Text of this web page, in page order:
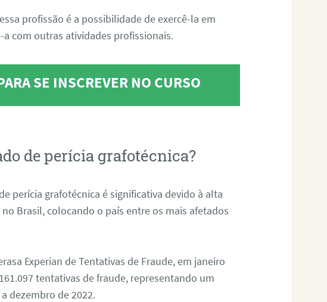
profissão é a possibilidade de exercê-la em
com outras atividades profissionais.
SE INSCREVER NO CURSO
de perícia grafotécnica?
perícia grafotécnica é significativa devido à alta
Brasil, colocando o país entre os mais afetados
Experian de Tentativas de Fraude, em janeiro
tentativas de fraude, representando um
dezembro de 2022.